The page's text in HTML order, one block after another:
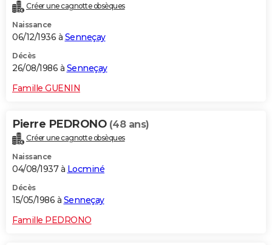
Créer une cagnotte obsèques
Naissance
06/12/1936 à Senneçay
Décès
26/08/1986 à Senneçay
Famille GUENIN
Pierre PEDRONO (48 ans)
Créer une cagnotte obsèques
Naissance
04/08/1937 à Locminé
Décès
15/05/1986 à Senneçay
Famille PEDRONO